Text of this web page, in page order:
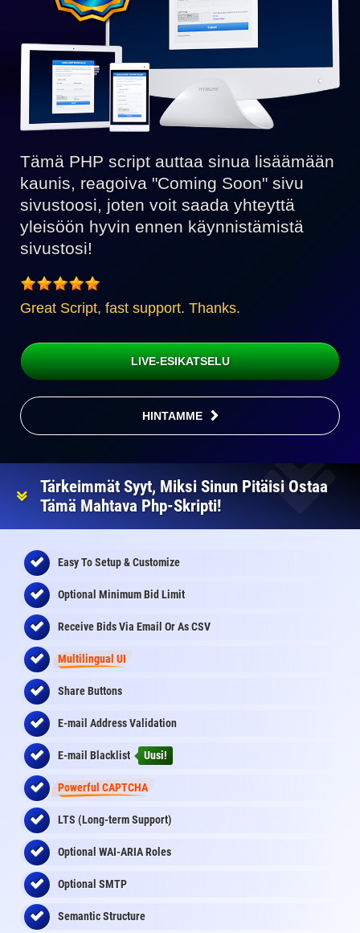
Tämä PHP script auttaa sinua lisäämään
kaunis, reagoiva "Coming Soon" sivu
sivustoosi, joten voit saada yhteyttä
yleisöön hyvin ennen käynnistämistä
sivustosi!
Great Script, fast support. Thanks.
LIVE-ESIKATSELU
HINTAMME
Tärkeimmät Syyt, Miksi Sinun Pitäisi Ostaa
Tämä Mahtava Php-Skripti!
Easy To Setup & Customize
Optional Minimum Bid Limit
Receive Bids Via Email Or As CSV
Multilingual UI
Share Buttons
E-mail Address Validation
E-mail Blacklist Uusi!
Powerful CAPTCHA
LTS (Long-term Support)
Optional WAI-ARIA Roles
Optional SMTP
Semantic Structure